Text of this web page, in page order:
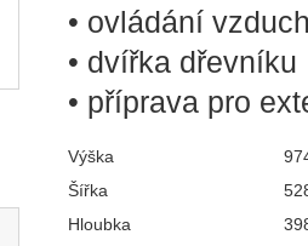
• ovládání
• dvířka dřevníku
• příprava pro
Výška
Šířka
Hloubka